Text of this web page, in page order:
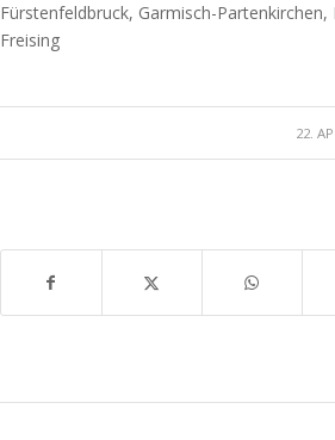
Fürstenfeldbruck, Garmisch-
Freising
22. /